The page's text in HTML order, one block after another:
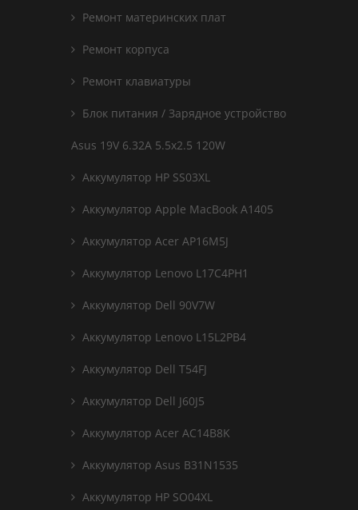
Ремонт материнских плат
Ремонт корпуса
Ремонт клавиатуры
Блок питания / Зарядное устройство
Asus 19V 6.32A 5.5x2.5 120W
Аккумулятор HP SS03XL
Аккумулятор Apple MacBook A1405
Аккумулятор Acer AP16M5J
Аккумулятор Lenovo L17C4PH1
Аккумулятор Dell 90V7W
Аккумулятор Lenovo L15L2PB4
Аккумулятор Dell T54FJ
Аккумулятор Dell J60J5
Аккумулятор Acer AC14B8K
Аккумулятор Asus B31N1535
Аккумулятор HP SO04XL